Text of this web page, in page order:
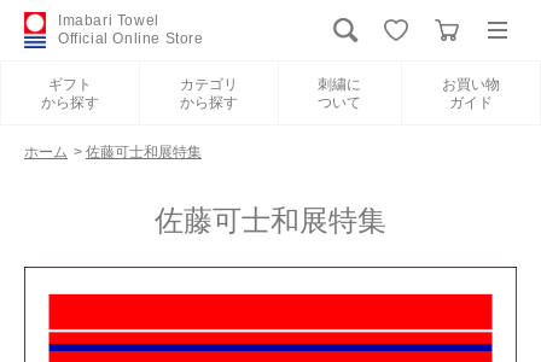
Imabari Towel
Official Online Store
ギフト
から探す
カテゴリ
から探す
刺繍に
ついて
お買い物
ガイド
新規会員登録
刺繍について
ホーム > 佐藤可士和展特集
佐藤可士和展特集